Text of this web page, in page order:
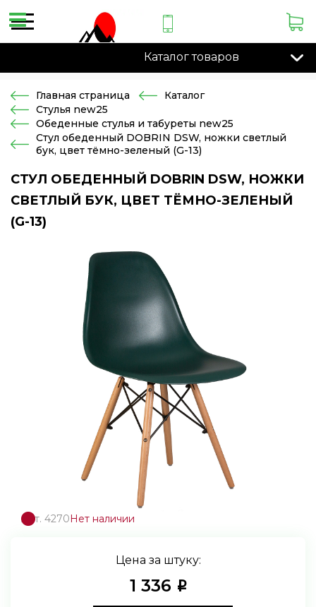
Каталог товаров
Главная страница
Каталог
Стулья new25
Обеденные стулья и табуреты new25
Стул обеденный DOBRIN DSW, ножки светлый
бук, цвет тёмно-зеленый (G-13)
СТУЛ ОБЕДЕННЫЙ DOBRIN DSW, НОЖКИ
СВЕТЛЫЙ БУК, ЦВЕТ ТЁМНО-ЗЕЛЕНЫЙ
(G-13)
Арт. 4270Нет наличии
Цена за штуку:
1 336 i